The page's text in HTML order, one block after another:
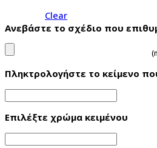
Clear
Ανεβάστε το σχέδιο που
Πληκτρολογήστε το κείμενο
Επιλέξτε χρώμα κειμένου